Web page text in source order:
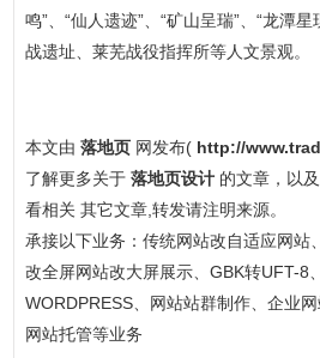
鸣”、“仙人遗迹”、“矿山呈瑞”、“龙潭
战遗址、莱芜战役指挥所等人文景观。
本文由 落地页 网发布( http://
了解更多关于 落地页设计 的文章，以及
看相关 其它文章,转发请注明来源。
承接以下业务：传统网站改自适应网站
改全屏网站改大屏展示、GBK转UFT-8
WORDPRESS、网站站群制作、企业网
网站托管等业务